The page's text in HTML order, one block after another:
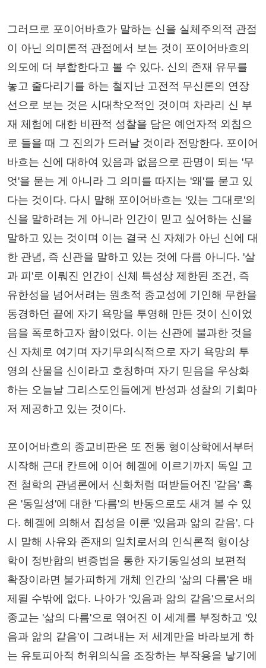
그러므로 포이어바흐가 말하는 신을 실체주의적 관점
이 아닌 의미론적 관점에서 보는 것이 포이어바흐의
의도에 더 부합한다고 볼 수 있다. 신의 존재 유무를
놓고 줄다리기를 하는 철지난 고전적 무신론의 연장
선으로 보는 것은 시대착오적인 것이며 차라리 신 부
재 체험에 대한 비판적 성찰을 담은 예언자적 외침으
로 들을 때 그 진의가 드러날 것이라 전망한다. 포이어
바흐는 신에 대하여 있음과 없음으로 판명이 되는 '무
엇'을 묻는 게 아니라 그 의미를 따지는 '왜'를 묻고 있
다는 것이다. 다시 말해 포이어바흐는 '있는 그대로'의
신을 말하려는 게 아니라 인간이 믿고 싶어하는 신을
말하고 있는 것이며 이는 결국 신 자체가 아닌 신에 대
한 관념, 즉 신관을 말하고 있는 것에 다름 아니다. '살
과 피'로 이뤄진 인간이 신체 특성상 제한된 조건, 즉
유한성을 넘어서려는 원초적 종교성에 기인해 무한을
동경하던 끝에 자기 욕망을 투영해 만든 것이 신이었
음을 폭로하고자 함이었다. 이는 신관에 불과한 것을
신 자체로 여기며 자기무의식적으로 자기 욕망의 투
영의 산물을 신이라고 호칭하며 자기 믿음을 우상화
하는 오늘날 그리스도인들에게 반성과 성찰의 기회마
저 제공하고 있는 것이다.
포이어바흐의 종교비판은 또 전통 형이상학에서부터
시작해 근대 칸트에 이어 헤겔에 이르기까지 독일 고
전 철학의 관념론에서 신화처럼 떠받들어진 '같음' 혹
은 '동일성'에 대한 '다름'의 반동으로도 새겨 볼 수 있
다. 헤겔에 의해서 집성을 이룬 '있음과 앎의 같음', 다
시 말해 사유와 존재의 일치로서의 인식론적 형이상
학이 정반합의 변증법을 통한 자기동일성의 보편적
확장이라면 불가피하게 개체 인간의 '삶의 다름'은 배
제될 수밖에 없다. 나아가 '있음과 앎의 같음'으로서의
종교는 '삶의 다름'으로 엮어진 이 세계를 부정하고 '있
음과 앎의 같음'이 그려내는 저 세계만을 바라보게 하
는 유토피아적 허위의식을 조장하는 부작용을 낳기에